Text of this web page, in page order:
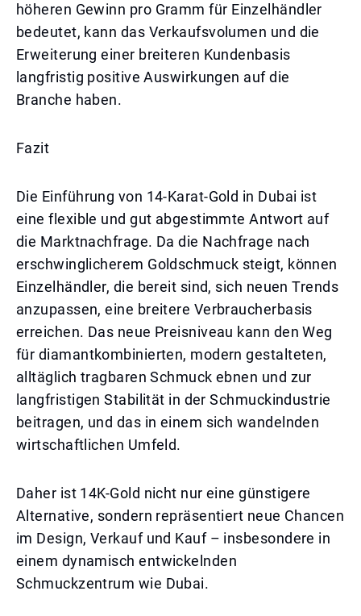
höheren Gewinn pro Gramm für Einzelhändler
bedeutet, kann das Verkaufsvolumen und die
Erweiterung einer breiteren Kundenbasis
langfristig positive Auswirkungen auf die
Branche haben.
Fazit
Die Einführung von 14-Karat-Gold in Dubai ist
eine flexible und gut abgestimmte Antwort auf
die Marktnachfrage. Da die Nachfrage nach
erschwinglicherem Goldschmuck steigt, können
Einzelhändler, die bereit sind, sich neuen Trends
anzupassen, eine breitere Verbraucherbasis
erreichen. Das neue Preisniveau kann den Weg
für diamantkombinierten, modern gestalteten,
alltäglich tragbaren Schmuck ebnen und zur
langfristigen Stabilität in der Schmuckindustrie
beitragen, und das in einem sich wandelnden
wirtschaftlichen Umfeld.
Daher ist 14K-Gold nicht nur eine günstigere
Alternative, sondern repräsentiert neue Chancen
im Design, Verkauf und Kauf – insbesondere in
einem dynamisch entwickelnden
Schmuckzentrum wie Dubai.